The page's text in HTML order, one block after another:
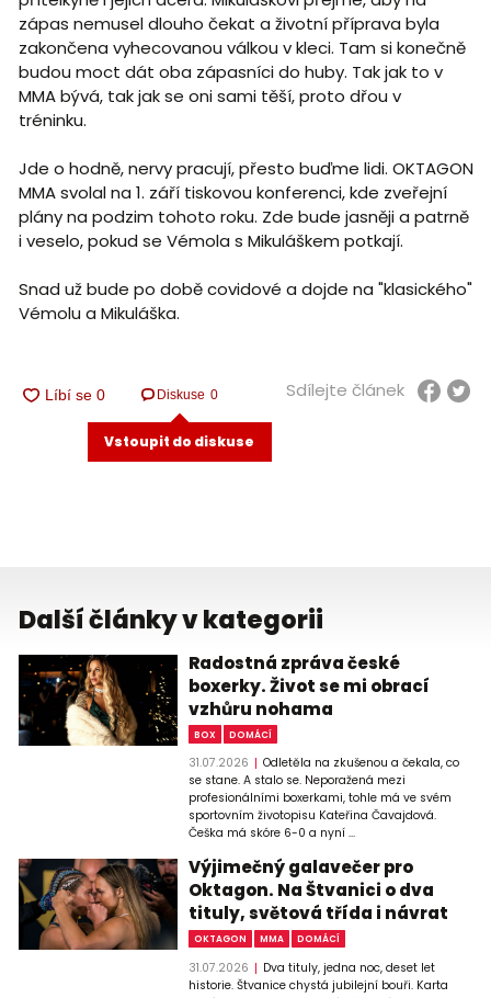
zápas nemusel dlouho čekat a životní příprava byla
zakončena vyhecovanou válkou v kleci. Tam si konečně
budou moct dát oba zápasníci do huby. Tak jak to v
MMA bývá, tak jak se oni sami těší, proto dřou v
tréninku.
Jde o hodně, nervy pracují, přesto buďme lidi. OKTAGON
MMA svolal na 1. září tiskovou konferenci, kde zveřejní
plány na podzim tohoto roku. Zde bude jasněji a patrně
i veselo, pokud se Vémola s Mikuláškem potkají.
Snad už bude po době covidové a dojde na "klasického"
Vémolu a Mikuláška.
Diskuse 0
Vstoupit do diskuse
Sdílejte článek
Další články v kategorii
Radostná zpráva české
boxerky. Život se mi obrací
vzhůru nohama
BOX DOMÁCÍ
31.07.2026
Odletěla na zkušenou a čekala, co
se stane. A stalo se. Neporažená mezi
profesionálními boxerkami, tohle má ve svém
sportovním životopisu Kateřina Čavajdová.
Češka má skóre 6-0 a nyní ...
Výjimečný galavečer pro
Oktagon. Na Štvanici o dva
tituly, světová třída i návrat
OKTAGON MMA DOMÁCÍ
31.07.2026
Dva tituly, jedna noc, deset let
historie. Štvanice chystá jubilejní bouři. Karta